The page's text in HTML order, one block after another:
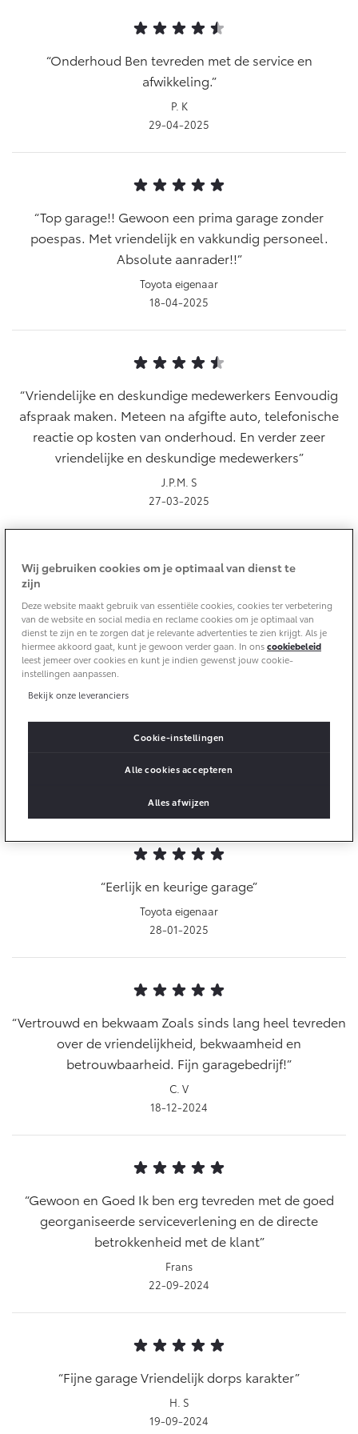
Hybride zekerheidscontrole
Toyota Service Documentatie (SIL)
Schade & Garantie
Schade & Glasherstel
Toyota fabrieksgarantie
10 jaar Toyota garantie
10 jaar batterijgarantie
Accessoires
Banden
Connected Services
MyToyota App
Abonnementen
Multimedia
Connected check
Navigatie updates
Contact en route
Onderhoud Ben tevreden met de service en
afwikkeling.
P. K
29-04-2025
Top garage!! Gewoon een prima garage zonder
poespas. Met vriendelijk en vakkundig personeel.
Absolute aanrader!!
Toyota eigenaar
18-04-2025
Vriendelijke en deskundige medewerkers Eenvoudig
afspraak maken. Meteen na afgifte auto, telefonische
reactie op kosten van onderhoud. En verder zeer
vriendelijke en deskundige medewerkers
J.P.M. S
27-03-2025
Zeer goede en vriendelijke servies Zeer goede en
vriendelijke servies
T. vd W.
14-03-2025
Piet van de Loo
Eerlijk en keurige garage
Toyota eigenaar
28-01-2025
Vertrouwd en bekwaam Zoals sinds lang heel tevreden
over de vriendelijkheid, bekwaamheid en
betrouwbaarheid. Fijn garagebedrijf!
C. V
18-12-2024
Gewoon en Goed Ik ben erg tevreden met de goed
georganiseerde serviceverlening en de directe
betrokkenheid met de klant
Frans
22-09-2024
Fijne garage Vriendelijk dorps karakter
H. S
19-09-2024
Wij gebruiken cookies om je optimaal van dienst te
zijn
Deze website maakt gebruik van essentiële cookies, cookies ter verbetering
van de website en social media en reclame cookies om je optimaal van
dienst te zijn en te zorgen dat je relevante advertenties te zien krijgt. Als je
hiermee akkoord gaat, kunt je gewoon verder gaan. In onscookiebeleid
leest jemeer over cookies en kunt je indien gewenst jouw cookie-
instellingen aanpassen.
Bekijk onze leveranciers
Cookie-instellingen
Alles afwijzen
Alle cookies accepteren